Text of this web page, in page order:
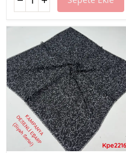
%46 İndirim